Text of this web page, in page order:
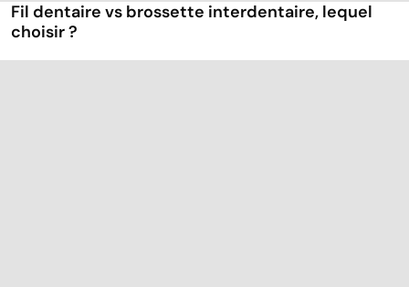
Fil dentaire vs brossette interdentaire, lequel
choisir ?